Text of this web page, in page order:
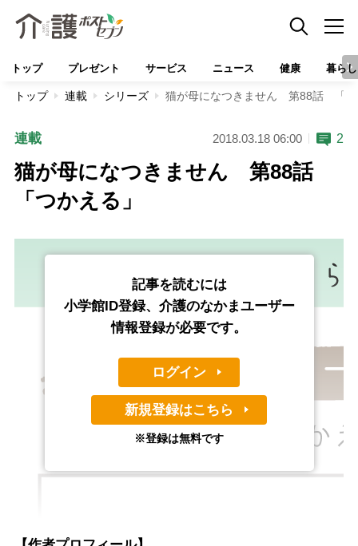
トップ プレゼント サービス ニュース 健康 暮らし
トップ 連載 シリーズ 猫が母になつきません 第88話 「つ
連載 2018.03.18 06:00 2
猫が母になつきません 第88話
「つかえる」
記事を読むには
小学館ID登録、介護のなかまユーザー
情報登録が必要です。
ログイン
新規登録はこちら
※登録は無料です